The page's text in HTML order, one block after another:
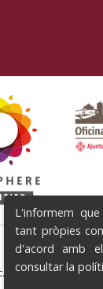
L'informem
tant pròpies
d'acord amb
consultar la